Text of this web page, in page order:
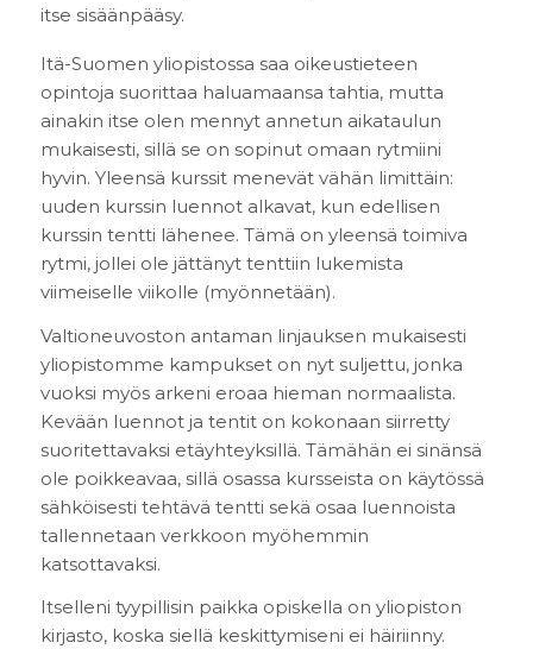
itse sisäänpääsy.
Itä-Suomen yliopistossa saa oikeustieteen
opintoja suorittaa haluamaansa tahtia, mutta
ainakin itse olen mennyt annetun aikataulun
mukaisesti, sillä se on sopinut omaan rytmiini
hyvin. Yleensä kurssit menevät vähän limittäin:
uuden kurssin luennot alkavat, kun edellisen
kurssin tentti lähenee. Tämä on yleensä toimiva
rytmi, jollei ole jättänyt tenttiin lukemista
viimeiselle viikolle (myönnetään).
Valtioneuvoston antaman linjauksen mukaisesti
yliopistomme kampukset on nyt suljettu, jonka
vuoksi myös arkeni eroaa hieman normaalista.
Kevään luennot ja tentit on kokonaan siirretty
suoritettavaksi etäyhteyksillä. Tämähän ei sinänsä
ole poikkeavaa, sillä osassa kursseista on käytössä
sähköisesti tehtävä tentti sekä osaa luennoista
tallennetaan verkkoon myöhemmin
katsottavaksi.
Itselleni tyypillisin paikka opiskella on yliopiston
kirjasto, koska siellä keskittymiseni ei häiriinny.